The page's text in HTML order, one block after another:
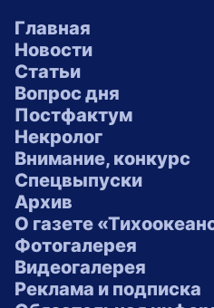
Главная
Новости
Статьи
Вопрос дня
Постфактум
Некролог
Внимание, конкурс
Спецвыпуски
Архив
О газете
Фотогалерея
Видеогалерея
Реклама и подписка